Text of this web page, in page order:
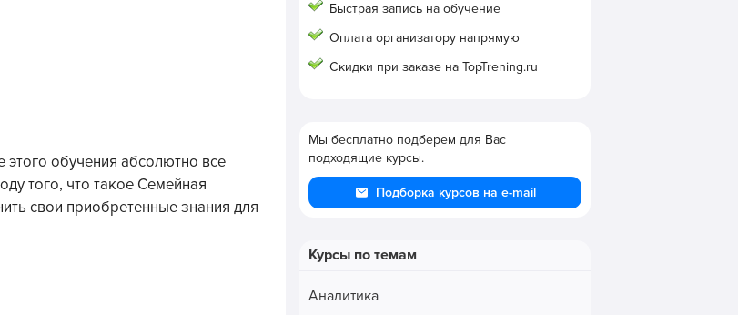
этого обучения абсолютно все
того, что такое Семейная
свои приобретенные знания для
Быстрая запись на обучение
Оплата организатору напрямую
Скидки при заказе на TopTrening.ru
Мы бесплатно подберем для Вас
подходящие курсы.
Подборка курсов на e-mail
Курсы по темам
Аналитика